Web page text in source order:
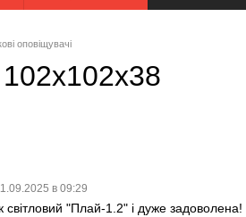
оповіщувачі
102х102х38
в 09:29
світловий "Плай-1.2" і дуже